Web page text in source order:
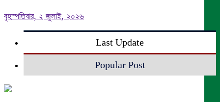
বৃহস্পতিবার, ২ জুলাই, ২০২৬
Last Update
Popular Post